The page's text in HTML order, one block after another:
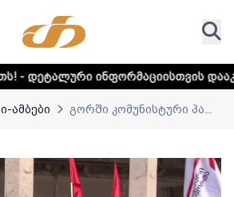
დააკლიკეთ ლინკს
ამბები გორში კომუნისტური პა...